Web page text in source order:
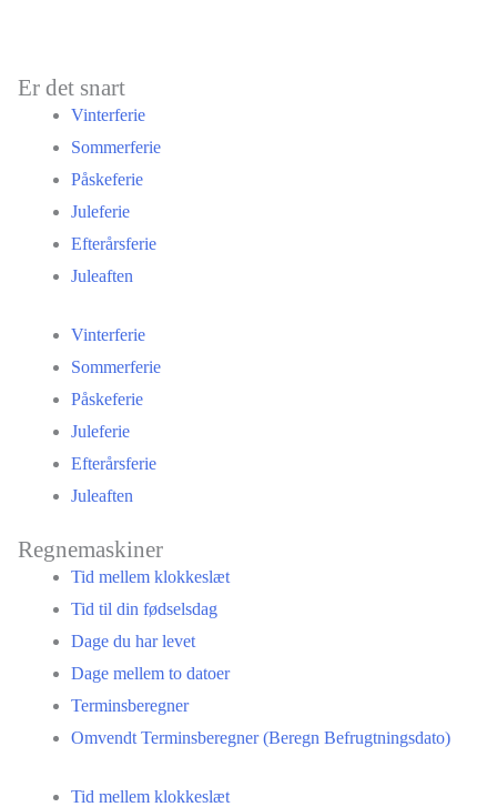
Er det snart
Vinterferie
Sommerferie
Påskeferie
Juleferie
Efterårsferie
Juleaften
Vinterferie
Sommerferie
Påskeferie
Juleferie
Efterårsferie
Juleaften
Regnemaskiner
Tid mellem klokkeslæt
Tid til din fødselsdag
Dage du har levet
Dage mellem to datoer
Terminsberegner
Omvendt Terminsberegner (Beregn Befrugtningsdato)
Tid mellem klokkeslæt